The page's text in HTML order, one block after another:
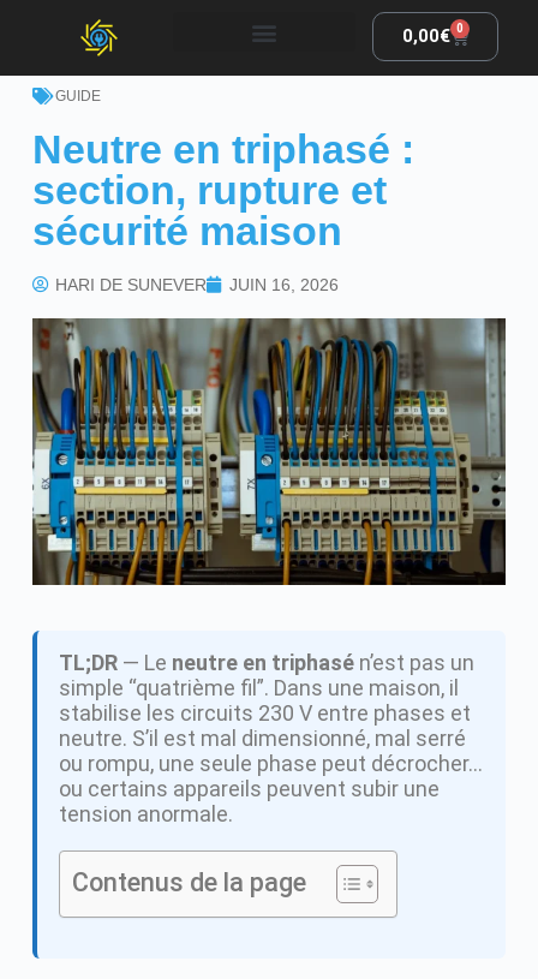
0,00€ 0
GUIDE
Neutre en triphasé :
section, rupture et
sécurité maison
HARI DE SUNEVER JUIN 16, 2026
TL;DR— Le neutre en triphasén’est pas un
simple “quatrième fil”. Dans une maison, il
stabilise les circuits 230 V entre phases et
neutre. S’il est mal dimensionné, mal serré
ou rompu, une seule phase peut décrocher…
ou certains appareils peuvent subir une
tension anormale.
Contenus de la page